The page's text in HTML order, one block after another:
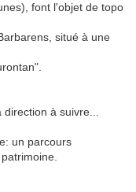
font l'objet de topo
situé à une
à suivre...
un parcours